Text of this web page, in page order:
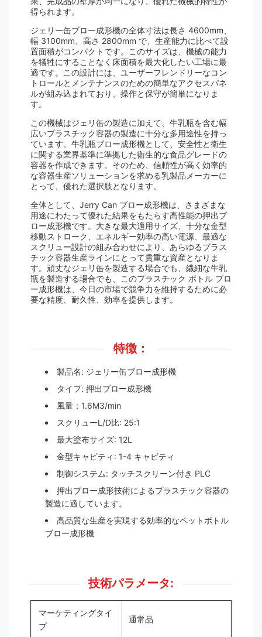
得られます。
ジェリー缶ブロー成形機の全体寸法は長さ 4600mm、
幅 3100mm、高さ 2800mm で、生産能力に比べて設
置面積がコンパクトです。このサイズは、機械の能力
を犠牲にすることなく床面積を最大化したい工場に最
適です。この設計には、ユーザーフレンドリーなコン
トロールとメンテナンスのための簡単なアクセスパネ
ルが組み込まれており、操作と保守が簡単になりま
す。
この機械はジェリ缶の製造に加えて、牛乳瓶を含む幅
広いプラスチック容器の製造に十分な多用途性を持っ
ています。牛乳瓶ブロー成形機として、安全性と衛生
に関する業界基準に準拠した衛生的な食品グレードの
容器を作成できます。そのため、信頼性が高く効率的
な容器生産ソリューションを求める乳製品メーカーに
とって、優れた選択肢となります。
全体として、Jerry Can ブロー成形機は、さまざまな
用途にわたって優れた結果をもたらす高性能の押出ブ
ロー成形機です。大きな最大適用サイズ、十分な金型
移動ストローク、エネルギー効率の高い電源、最適な
スクリュー設計の組み合わせにより、あらゆるプラス
チック容器生産ラインにとって貴重な資産となりま
す。頑丈なジェリ缶を製造する場合でも、繊細な牛乳
瓶を製造する場合でも、このプラスチック ボトル ブロ
ー成形機は、今日の市場で競争力を維持するために必
要な精度、耐久性、効率を提供します。
特徴：
製品名: ジェリー缶ブロー成形機
タイプ: 押出ブロー成形機
風量：1.6M3/min
スクリューL/D比: 25:1
最大塗布サイズ: 12L
金型キャビティ: 1-4 キャビティ
制御システム: タッチスクリーン付き PLC
押出ブロー成形技術によるプラスチック容器の
製造に適しています。
高品質な生産を実現する効率的なペットボトル
ブロー成形機
技術パラメータ:
マーケティングタイ
プ
通常品